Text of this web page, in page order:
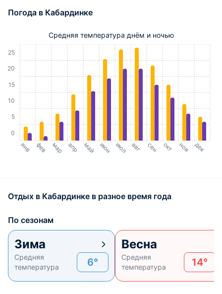
Погода в Кабардинке
Средняя температура днём и ночью
янв фев мар апр май июн июл авг сен окт ноя дек
0
5
10
15
20
25
Отдых в Кабардинке в разное время года
По сезонам
Зима
Средняя
температура
6°
Весна
Средняя
температура
14°